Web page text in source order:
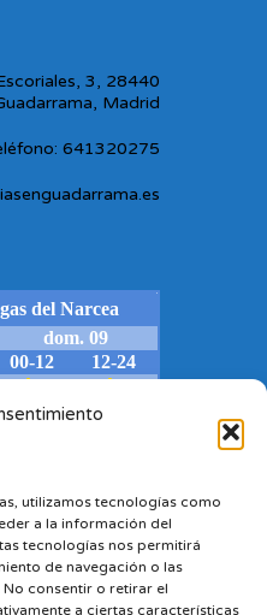
utilizamos tecnologías como
a la información del
tecnologías nos permitirá
de navegación o las
consentir o retirar el
a ciertas características
3, 28440
Madrid
641320275